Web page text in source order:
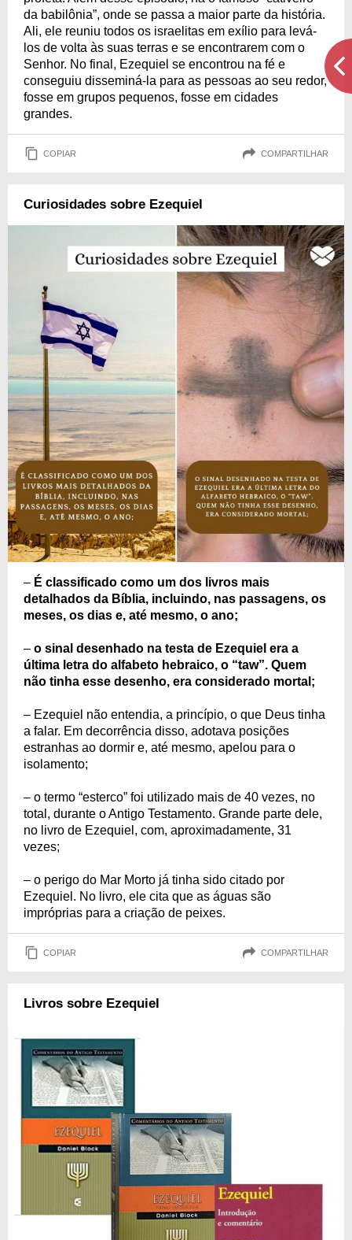
da babilônia”, onde se passa a maior parte da história.
Ali, ele reuniu todos os israelitas em exílio para levá-
los de volta às suas terras e se encontrarem com o
Senhor. No final, Ezequiel se encontrou na fé e
conseguiu disseminá-la para as pessoas ao seu redor,
fosse em grupos pequenos, fosse em cidades
grandes.
COPIAR COMPARTILHAR
Curiosidades sobre Ezequiel
– É classificado como um dos livros mais
detalhados da Bíblia, incluindo, nas passagens, os
meses, os dias e, até mesmo, o ano;
– o sinal desenhado na testa de Ezequiel era a
última letra do alfabeto hebraico, o “taw”. Quem
não tinha esse desenho, era considerado mortal;
– Ezequiel não entendia, a princípio, o que Deus tinha
a falar. Em decorrência disso, adotava posições
estranhas ao dormir e, até mesmo, apelou para o
isolamento;
– o termo “esterco” foi utilizado mais de 40 vezes, no
total, durante o Antigo Testamento. Grande parte dele,
no livro de Ezequiel, com, aproximadamente, 31
vezes;
– o perigo do Mar Morto já tinha sido citado por
Ezequiel. No livro, ele cita que as águas são
impróprias para a criação de peixes.
COPIAR COMPARTILHAR
Livros sobre Ezequiel